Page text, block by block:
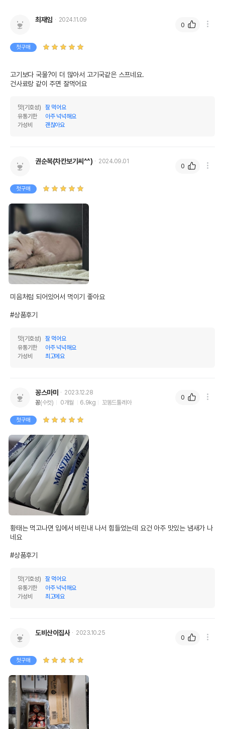
최재임 2024.11.09
첫구매
고기보다 국물?이 더 많아서 고기국같은 스프네요.
건사료랑 같이 주면 잘먹어요
맛(기호성)
잘 먹어요
유통기한
아주 넉넉해요
가성비
괜찮아요
0
권순복(차칸보기씨^^) 2024.09.01
첫구매
미음처럼 되어있어서 먹이기 좋아요
#상품후기
맛(기호성)
잘 먹어요
유통기한
아주 넉넉해요
가성비
최고에요
0
꽁스마마
2023.12.28
꽁(수컷) 0개월 6.9kg 꼬똥드툴레아
첫구매
황태는 먹고나면 입에서 비린내 나서 힘들었는데 요건 아주 맛있는 냄새가 나
네요
#상품후기
맛(기호성)
잘 먹어요
유통기한
아주 넉넉해요
가성비
최고에요
0
도비산이집사 2023.10.25
첫구매
0